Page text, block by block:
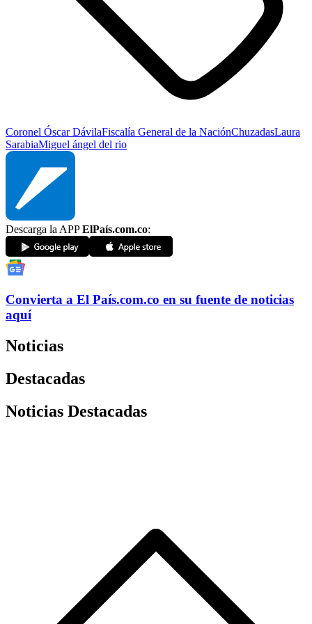
Coronel Óscar DávilaFiscalía General de la NaciónChuzadasLaura
SarabiaMiguel ángel del rio
Descarga la APPElPaís.com.co:
Convierta a El País.com.co en su fuente de noticias
aquí
Noticias
Destacadas
Noticias Destacadas